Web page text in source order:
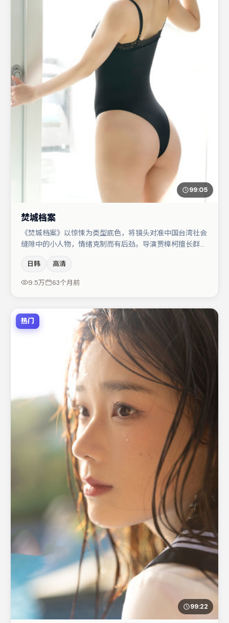
99:05
焚城档案
《焚城档案》以惊悚为类型底色，将镜头对准中国台湾社会
缝隙中的小人物，情绪克制而有后劲。导演贾樟柯擅长群戏
与张颂文的对手戏构成全片情感锚点，周迅则以细节塑造推
动谜题层层揭开。节奏紧凑、反转有度，值得列入片单。
日韩 高清
9.5万 63个月前
热门
99:22